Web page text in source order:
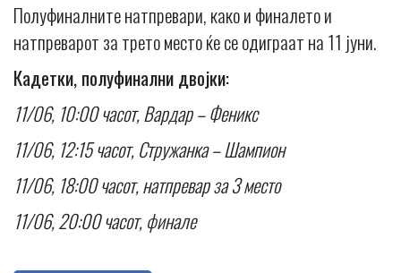
Полуфиналните натпревари, како и финалето и
натпреварот за трето место ќе се одиграат на 11 јуни.
Кадетки, полуфинални двојки:
11/06, 10:00 часот, Вардар – Феникс
11/06, 12:15 часот, Стружанка – Шампион
11/06, 18:00 часот, натпревар за 3 место
11/06, 20:00 часот, финале